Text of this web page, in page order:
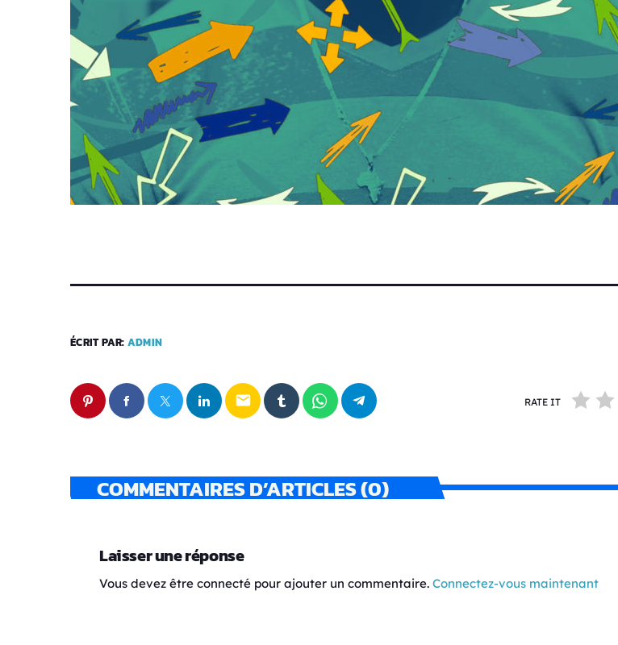
ÉCRIT PAR: ADMIN
email RATE IT
COMMENTAIRES D’ARTICLES (0)
Laisser une réponse
Vous devez être connecté pour ajouter un commentaire. Connectez-vous maintenant